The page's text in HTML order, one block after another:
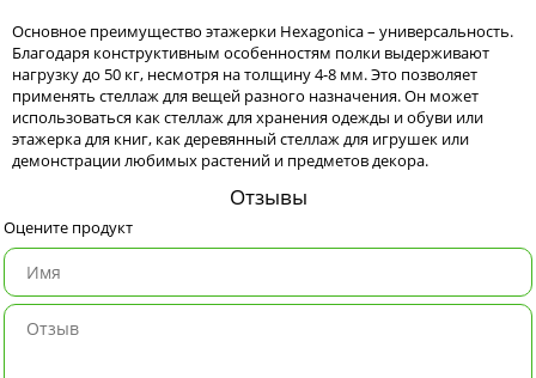
Основное преимущество этажерки Hexagonica – универсальность.
Благодаря конструктивным особенностям полки выдерживают
нагрузку до 50 кг, несмотря на толщину 4-8 мм. Это позволяет
применять стеллаж для вещей разного назначения. Он может
использоваться как стеллаж для хранения одежды и обуви или
этажерка для книг, как деревянный стеллаж для игрушек или
демонстрации любимых растений и предметов декора.
Отзывы
Оцените продукт